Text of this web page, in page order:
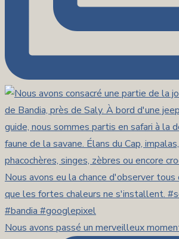
Nous avons passé un merveilleux